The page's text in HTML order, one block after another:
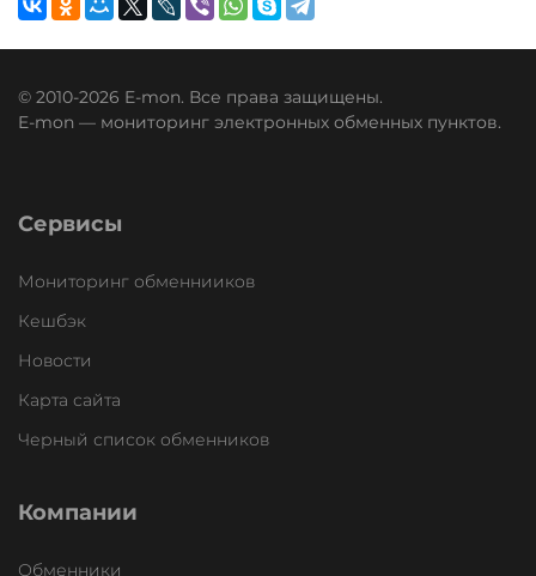
© 2010-2026 E-mon. Все права защищены.
E-mon — мониторинг электронных обменных пунктов.
Сервисы
Мониторинг обменнииков
Кешбэк
Новости
Карта сайта
Черный список обменников
Компании
Обменники